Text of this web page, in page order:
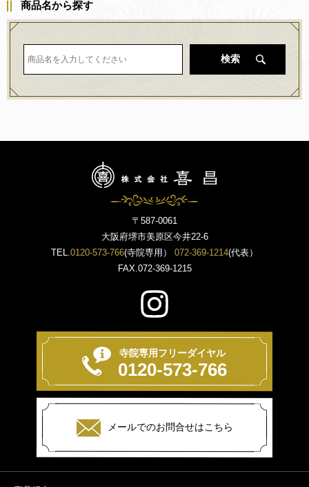
商品名から探す
検索
〒587-0061
大阪府堺市美原区今井22-6
TEL.0120-573-766(寺院専用） 072-369-1214(代表）
FAX.072-369-1215
寺院専用フリーダイヤル
0120-573-766
メールでのお問合せはこちら